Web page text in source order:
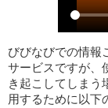
びびなびでの情報
サービスですが、
き起こしてしまう
用するために以下